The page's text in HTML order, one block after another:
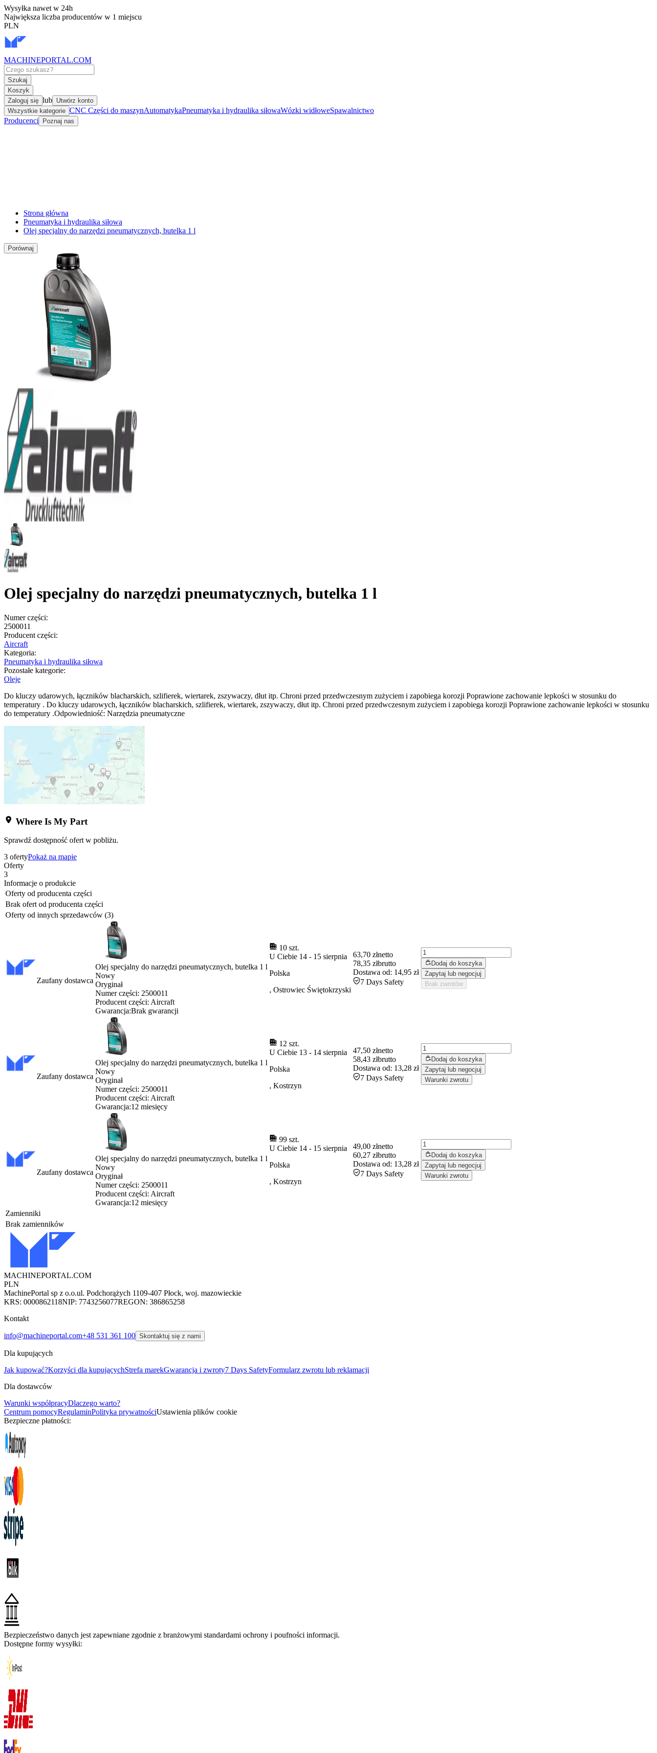
Wysyłka nawet w 24h
Największa liczba producentów w 1 miejscu
PLN
MACHINEPORTAL.COM
Szukaj
Koszyk
Zaloguj się lub Utwórz konto
Wszystkie kategorie CNC Części do maszynAutomatykaPneumatyka i hydraulika siłowaWózki widłoweSpawalnictwo
Producenci
Poznaj nas
Strona główna
Pneumatyka i hydraulika siłowa
Olej specjalny do narzędzi pneumatycznych, butelka 1 l
Porównaj
Olej specjalny do narzędzi pneumatycznych, butelka 1 l
Numer części:
2500011
Producent części:
Aircraft
Kategoria:
Pneumatyka i hydraulika siłowa
Pozostałe kategorie:
Oleje
Do kluczy udarowych, łączników blacharskich, szlifierek, wiertarek, zszywaczy, dłut itp. Chroni przed przedwczesnym zużyciem i zapobiega korozji Poprawione zachowanie lepkości w stosunku do
temperatury . Do kluczy udarowych, łączników blacharskich, szlifierek, wiertarek, zszywaczy, dłut itp. Chroni przed przedwczesnym zużyciem i zapobiega korozji Poprawione zachowanie lepkości w stosunku
do temperatury .Odpowiedniość: Narzędzia pneumatyczne
Where Is My Part
Sprawdź dostępność ofert w pobliżu.
3 ofertyPokaż na mapie
Oferty
3
Informacje o produkcie
Oferty od producenta części
Brak ofert od producenta części
Oferty od innych sprzedawców (3)
Zaufany dostawca
Olej specjalny do narzędzi pneumatycznych, butelka 1 l
Nowy
Oryginał
Numer części: 2500011
Producent części: Aircraft
Gwarancja:Brak gwarancji
10 szt.
U Ciebie 14 - 15 sierpnia
Polska
, Ostrowiec Świętokrzyski
63,70 złnetto
78,35 złbrutto
Dostawa od: 14,95 zł
7 Days Safety
Dodaj do koszyka
Zapytaj lub negocjuj
Brak zwrotów
Zaufany dostawca
Olej specjalny do narzędzi pneumatycznych, butelka 1 l
Nowy
Oryginał
Numer części: 2500011
Producent części: Aircraft
Gwarancja:12 miesięcy
12 szt.
U Ciebie 13 - 14 sierpnia
Polska
, Kostrzyn
47,50 złnetto
58,43 złbrutto
Dostawa od: 13,28 zł
7 Days Safety
Dodaj do koszyka
Zapytaj lub negocjuj
Warunki zwrotu
Zaufany dostawca
Olej specjalny do narzędzi pneumatycznych, butelka 1 l
Nowy
Oryginał
Numer części: 2500011
Producent części: Aircraft
Gwarancja:12 miesięcy
99 szt.
U Ciebie 14 - 15 sierpnia
Polska
, Kostrzyn
49,00 złnetto
60,27 złbrutto
Dostawa od: 13,28 zł
7 Days Safety
Dodaj do koszyka
Zapytaj lub negocjuj
Warunki zwrotu
Zamienniki
Brak zamienników
MACHINEPORTAL.COM
PLN
MachinePortal sp z o.o.ul. Podchorążych 1109-407 Płock, woj. mazowieckie
KRS: 0000862118NIP: 7743256077REGON: 386865258
Kontakt
info@machineportal.com+48 531 361 100 Skontaktuj się z nami
Dla kupujących
Jak kupować?Korzyści dla kupującychStrefa marekGwarancja i zwroty7 Days SafetyFormularz zwrotu lub reklamacji
Dla dostawców
Warunki współpracyDlaczego warto?
Centrum pomocyRegulaminPolityka prywatnościUstawienia plików cookie
Bezpieczne płatności:
Bezpieczeństwo danych jest zapewniane zgodnie z branżowymi standardami ochrony i poufności informacji.
Dostępne formy wysyłki: